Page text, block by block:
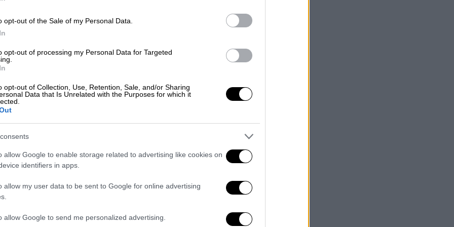
opt-out of the Sale of my Personal Data.
opt-out of processing my Personal Data for Targeted
opt-out of Collection, Use, Retention, Sale, and/or Sharing
Data that Is Unrelated with the Purposes for which it
allow Google to enable storage related to advertising like cookies on
identifiers in apps.
allow my user data to be sent to Google for online advertising
allow Google to send me personalized advertising.
οι τρομοκράτες με τα
ανάμεσα σε λευκούς πολίτες και
του Τενεσί, οι λευκοί προκάλεσαν
πόλης με τη συνδρομή λευκών
46 άνθρωποι σκοτώθηκαν
αργότερα, λευκοί ρατσιστές επιτέθηκαν
των μαύρων. Δολοφονήθηκαν
που είχαν σπεύσει να
Η Αόρατη Αυτοκρατορία του Νότου και
Ομάδες έκαναν επιθέσεις σε μαύρους
και σχολεία, σκοτώνοντας και